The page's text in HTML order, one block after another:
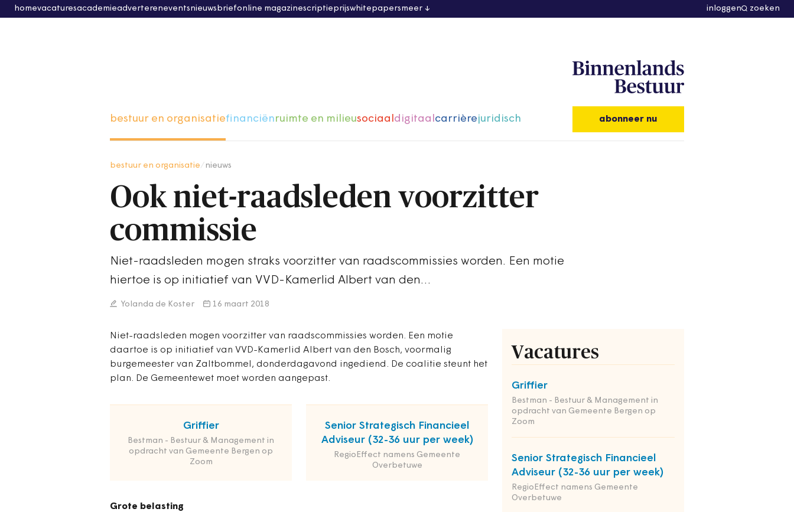
homevacaturesacademieadvertereneventsnieuwsbriefonline magazinescriptieprijswhitepapersmeer inloggen zoeken
bestuur en organisatiefinanciënruimte en milieusociaaldigitaalcarrièrejuridisch abonneer nu
bestuur en organisatie nieuws
Ook niet-raadsleden voorzitter
commissie
Niet-raadsleden mogen straks voorzitter van raadscommissies worden. Een motie
hiertoe is op initiatief van VVD-Kamerlid Albert van den…
Yolanda de Koster 16 maart 2018
Niet-raadsleden mogen voorzitter van raadscommissies worden. Een motie
daartoe is op initiatief van VVD-Kamerlid Albert van den Bosch, voormalig
burgemeester van Zaltbommel, donderdagavond ingediend. De coalitie steunt het
plan. De Gemeentewet moet worden aangepast.
Griffier
Bestman - Bestuur & Management in
opdracht van Gemeente Bergen op
Zoom
Senior Strategisch Financieel
Adviseur (32-36 uur per week)
RegioEffect namens Gemeente
Overbetuwe
Grote belasting
Vacatures
Griffier
Bestman - Bestuur & Management in
opdracht van Gemeente Bergen op
Zoom
Senior Strategisch Financieel
Adviseur (32-36 uur per week)
RegioEffect namens Gemeente
Overbetuwe